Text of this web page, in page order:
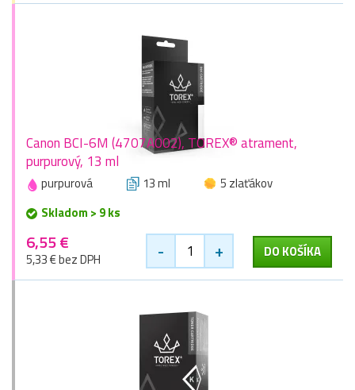
Canon BCI-6M (4707A002), TOREX® atrament,
purpurový, 13 ml
purpurová 13 ml
5 zlaťákov
Skladom > 9 ks
6,55 €
5,33 € bez DPH - + DO KOŠÍKA